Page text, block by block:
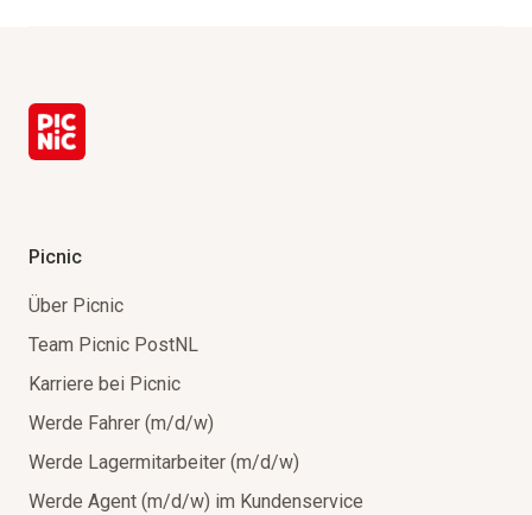
Picnic
Über Picnic
Team Picnic PostNL
Karriere bei Picnic
Werde Fahrer (m/d/w)
Werde Lagermitarbeiter (m/d/w)
Werde Agent (m/d/w) im Kundenservice